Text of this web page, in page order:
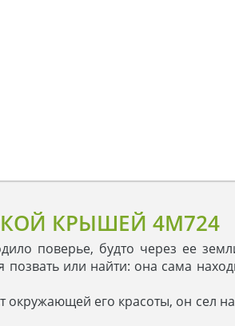
КРЫШЕЙ 4M724
поверье, будто через ее
или найти: она сама
его красоты, он сел